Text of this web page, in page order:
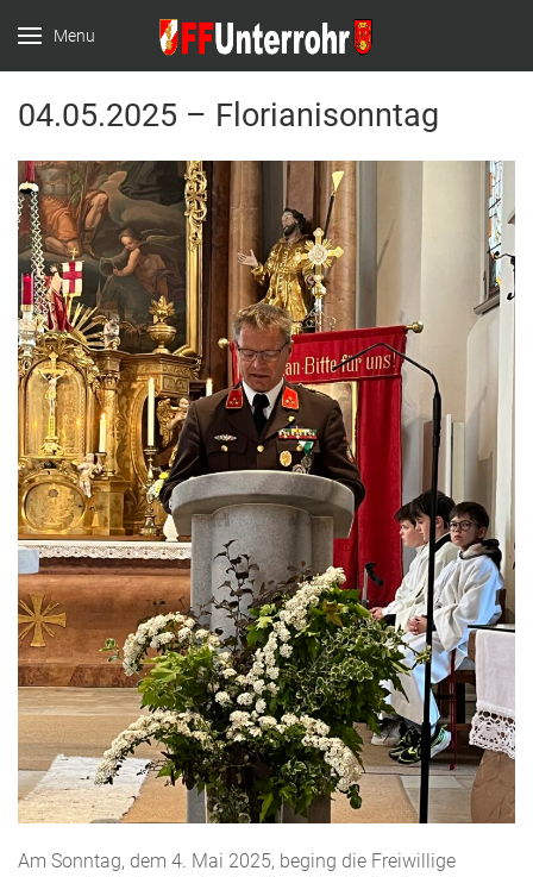
Menu
FF Unterrohr
Website der FF
04.05.2025 – Florianisonntag
Am Sonntag, dem 4. Mai 2025, beging die Freiwillige